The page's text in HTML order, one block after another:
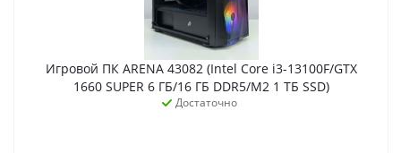
Игровой ПК ARENA 43082 (Intel Core i3-13100F/GTX
1660 SUPER 6 ГБ/16 ГБ DDR5/M2 1 ТБ SSD)
Достаточно